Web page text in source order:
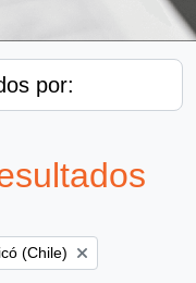
por:
filter:
(Chile)